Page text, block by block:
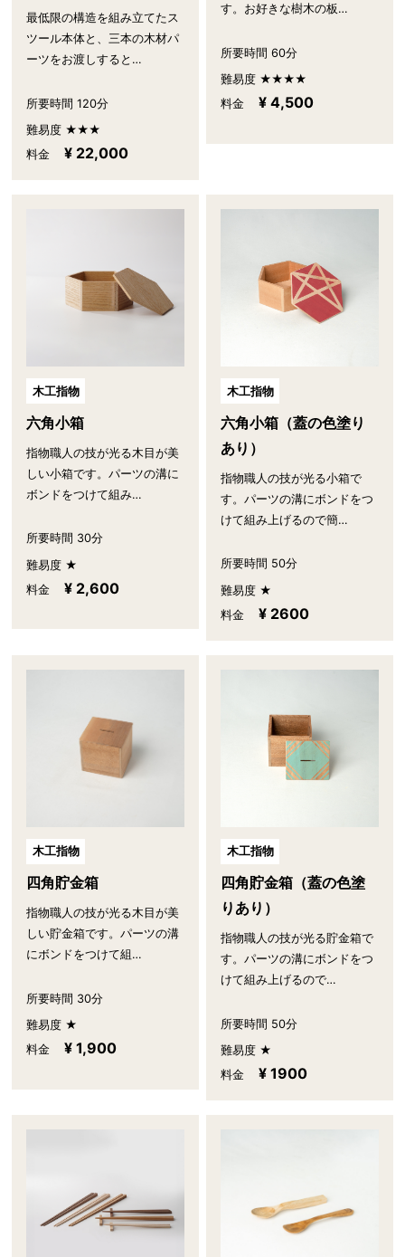
最低限の構造を組み立てたス
ツール本体と、三本の木材パ
ーツをお渡しすると…
所要時間 120分
難易度 ★★★
料金
¥ 22,000
す。お好きな樹木の板…
所要時間 60分
難易度 ★★★★
料金
¥ 4,500
木工指物
六角小箱
指物職人の技が光る木目が美
しい小箱です。パーツの溝に
ボンドをつけて組み…
所要時間 30分
難易度 ★
料金
¥ 2,600
木工指物
六角小箱（蓋の色塗り
あり）
指物職人の技が光る小箱で
す。パーツの溝にボンドをつ
けて組み上げるので簡…
所要時間 50分
難易度 ★
料金
¥ 2600
木工指物
四角貯金箱
指物職人の技が光る木目が美
しい貯金箱です。パーツの溝
にボンドをつけて組…
所要時間 30分
難易度 ★
料金
¥ 1,900
木工指物
四角貯金箱（蓋の色塗
りあり）
指物職人の技が光る貯金箱で
す。パーツの溝にボンドをつ
けて組み上げるので…
所要時間 50分
難易度 ★
料金
¥ 1900